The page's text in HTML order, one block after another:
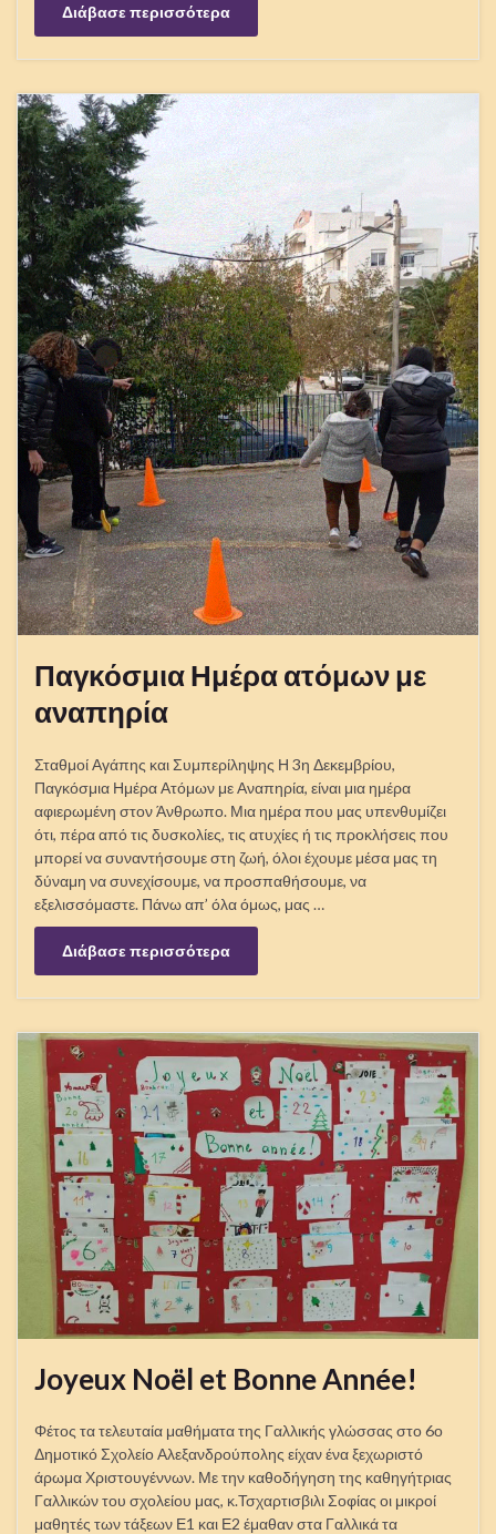
Διάβασε περισσότερα
Παγκόσμια Ημέρα ατόμων με
αναπηρία
Σταθμοί Αγάπης και Συμπερίληψης Η 3η Δεκεμβρίου,
Παγκόσμια Ημέρα Ατόμων με Αναπηρία, είναι μια ημέρα
αφιερωμένη στον Άνθρωπο. Μια ημέρα που μας υπενθυμίζει
ότι, πέρα από τις δυσκολίες, τις ατυχίες ή τις προκλήσεις που
μπορεί να συναντήσουμε στη ζωή, όλοι έχουμε μέσα μας τη
δύναμη να συνεχίσουμε, να προσπαθήσουμε, να
εξελισσόμαστε. Πάνω απ’ όλα όμως, μας …
Διάβασε περισσότερα
Joyeux Noël et Bonne Année!
Φέτος τα τελευταία μαθήματα της Γαλλικής γλώσσας στο 6ο
Δημοτικό Σχολείο Αλεξανδρούπολης είχαν ένα ξεχωριστό
άρωμα Χριστουγέννων. Με την καθοδήγηση της καθηγήτριας
Γαλλικών του σχολείου μας, κ.Τσχαρτισβιλι Σοφίας οι μικροί
μαθητές των τάξεων Ε1 και Ε2 έμαθαν στα Γαλλικά τα